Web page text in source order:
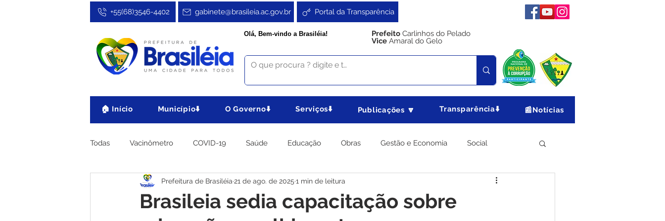
Portal da Transparência
gabinete@brasileia.ac.gov.br
+55(68)3546-4402
Olá, Bem-vindo a Brasiléia! Prefeito Carlinhos do Pelado
Vice Amaral do Gelo
🏠 Início Município⬇️ O Governo⬇️ Serviços⬇️ Publicações 🔽 Transparência⬇️ 📰Notícias
Todas Vacinômetro COVID-19 Saúde Educação Obras Gestão e Economia Social
Cultura, Festa e Esporte No Gabinete Agricultura e Produção Meio Ambiente
Brasileia sedia capacitação sobre
Prefeitura de Brasiléia 21 de ago. de 2025 1 min de leitura